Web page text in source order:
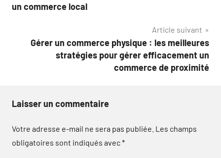
l’article
un commerce local
Article suivant
Gérer un commerce physique : les meilleures
stratégies pour gérer efficacement un
commerce de proximité
Laisser un commentaire
Votre adresse e-mail ne sera pas publiée. Les champs
obligatoires sont indiqués avec*